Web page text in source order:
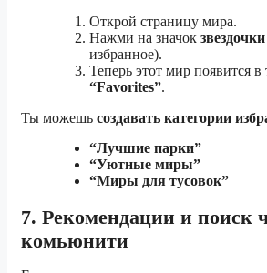
Открой страницу мира.
Нажми на значок звездочки
избранное).
Теперь этот мир появится в
“Favorites”.
Ты можешь создавать категории
“Лучшие парки”
“Уютные миры”
“Миры для тусовок”
7. Рекомендации и поиск
комьюнити